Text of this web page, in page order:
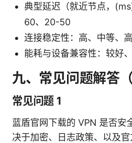
典型延迟（就近节点，
60、20-50
连接稳定性：高、中等、高
能耗与设备兼容性：较好
九、常见问题解答（
常见问题 1
蓝盾官网下载的 VPN 是否安
决于加密、日志政策、以及